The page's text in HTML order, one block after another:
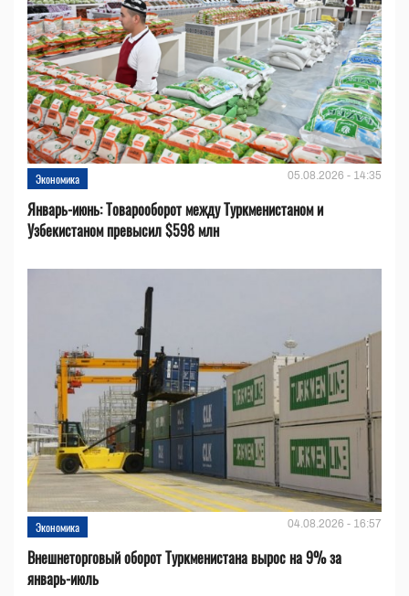
Экономика 05.08.2026 - 14:35
Январь-июнь: Товарооборот между Туркменистаном и
Узбекистаном превысил $598 млн
Экономика 04.08.2026 - 16:57
Внешнеторговый оборот Туркменистана вырос на 9% за
январь-июль